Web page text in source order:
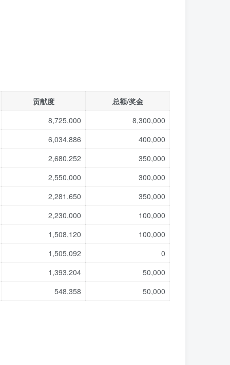
贡献度
总额/奖金
8,725,000
8,300,000
6,034,886
400,000
2,680,252
350,000
2,550,000
300,000
2,281,650
350,000
2,230,000
100,000
1,508,120
100,000
1,505,092
0
1,393,204
50,000
548,358
50,000